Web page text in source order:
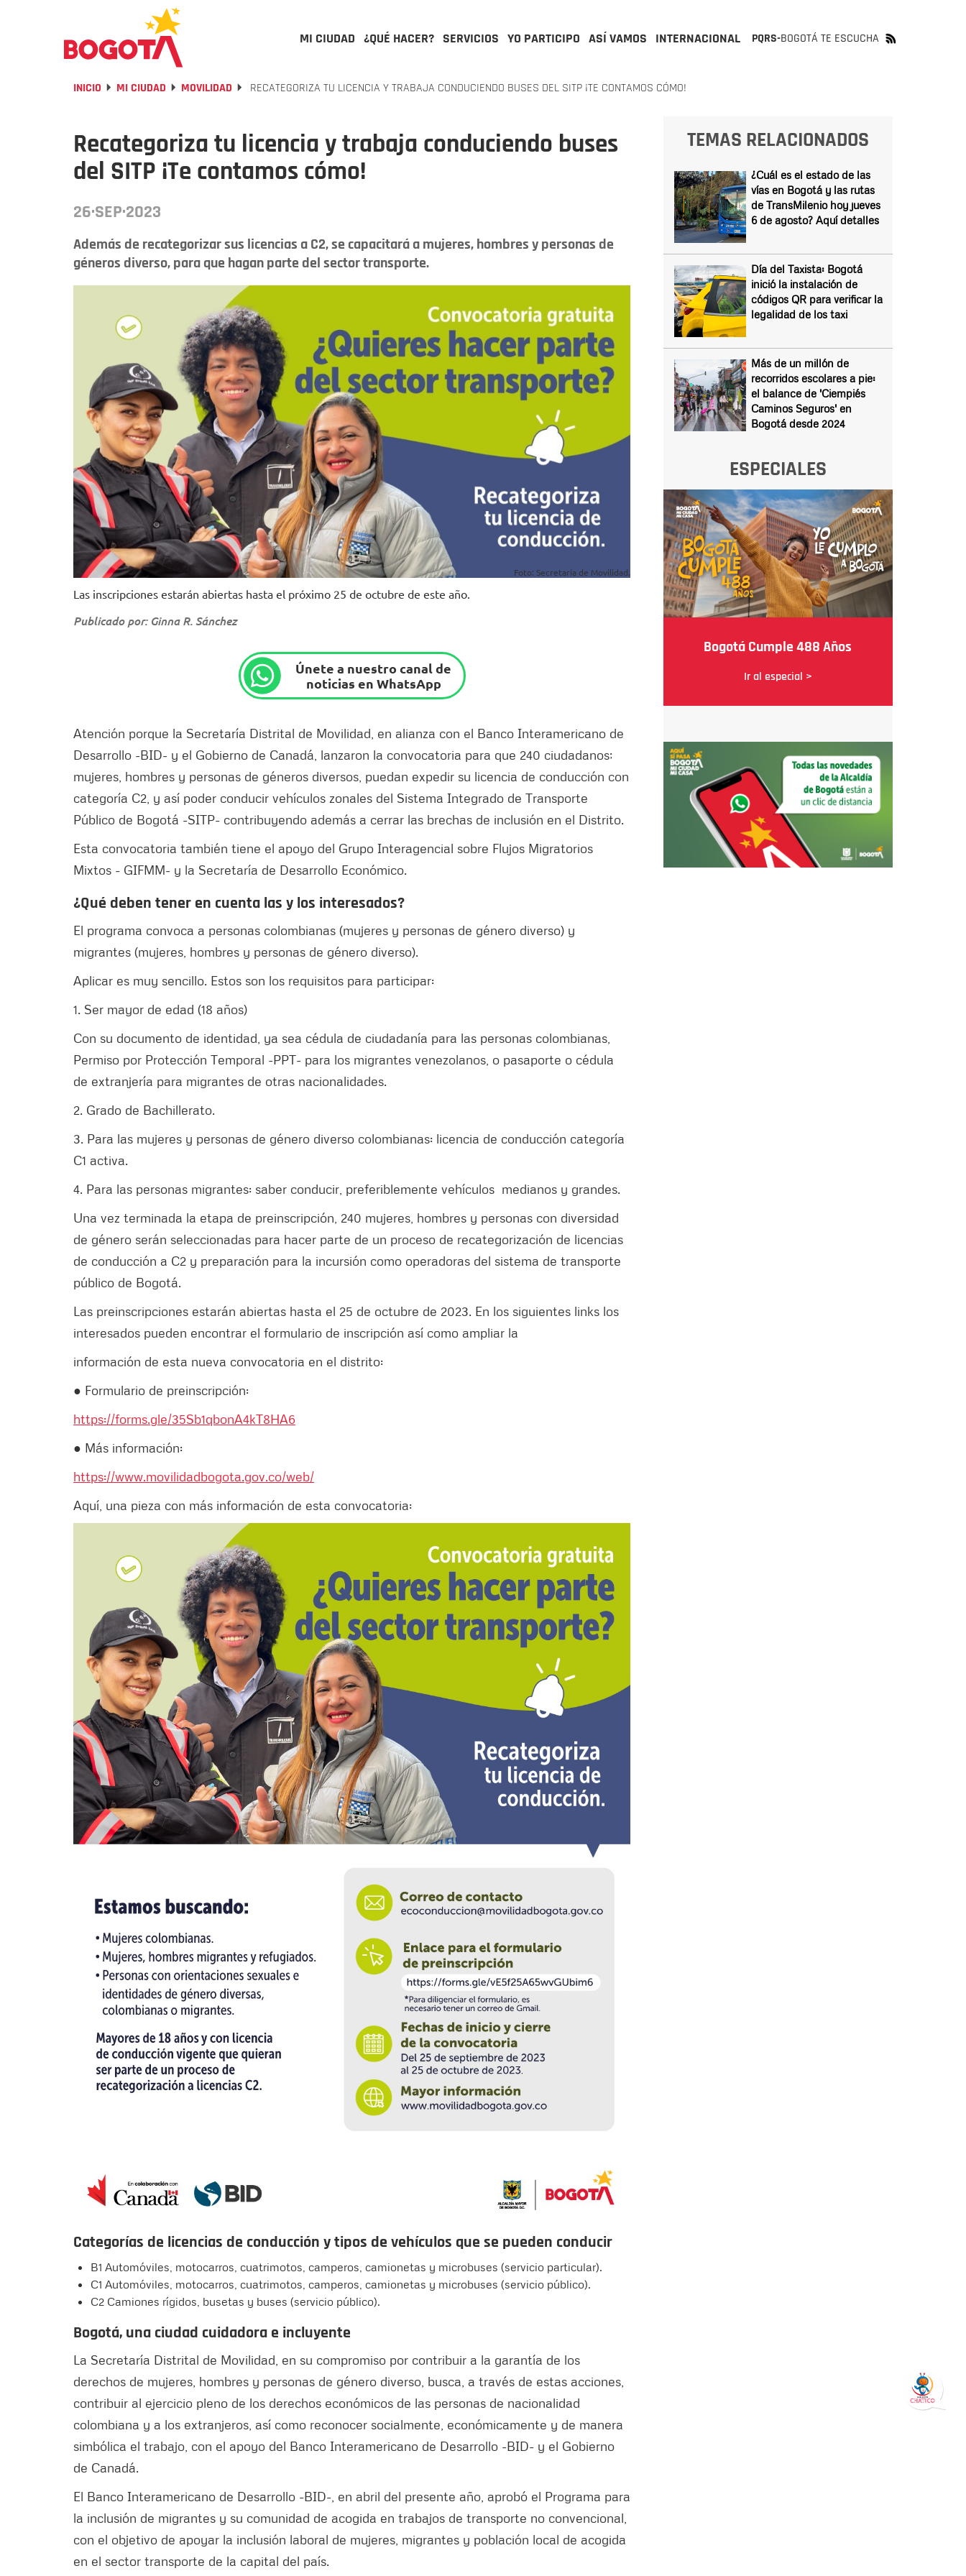
MI CIUDAD ¿QUÉ HACER? SERVICIOS YO PARTICIPO ASÍ VAMOS INTERNACIONAL PQRS-BOGOTÁ TE ESCUCHA
INICIO MI CIUDAD MOVILIDAD RECATEGORIZA TU LICENCIA Y TRABAJA CONDUCIENDO BUSES DEL SITP ¡TE CONTAMOS CÓMO!
Recategoriza tu licencia y trabaja conduciendo buses
del SITP ¡Te contamos cómo!
26·SEP·2023
Además de recategorizar sus licencias a C2, se capacitará a mujeres, hombres y personas de
géneros diverso, para que hagan parte del sector transporte.
Foto: Secretaría de Movilidad.
Las inscripciones estarán abiertas hasta el próximo 25 de octubre de este año.
Publicado por: Ginna R. Sánchez
Únete a nuestro canal de
noticias en WhatsApp
Atención porque la Secretaría Distrital de Movilidad, en alianza con el Banco Interamericano de
Desarrollo -BID- y el Gobierno de Canadá, lanzaron la convocatoria para que 240 ciudadanos;
mujeres, hombres y personas de géneros diversos, puedan expedir su licencia de conducción con
categoría C2, y así poder conducir vehículos zonales del Sistema Integrado de Transporte
Público de Bogotá -SITP- contribuyendo además a cerrar las brechas de inclusión en el Distrito.
Esta convocatoria también tiene el apoyo del Grupo Interagencial sobre Flujos Migratorios
Mixtos - GIFMM- y la Secretaría de Desarrollo Económico.
¿Qué deben tener en cuenta las y los interesados?
El programa convoca a personas colombianas (mujeres y personas de género diverso) y
migrantes (mujeres, hombres y personas de género diverso).
Aplicar es muy sencillo. Estos son los requisitos para participar:
1. Ser mayor de edad (18 años)
Con su documento de identidad, ya sea cédula de ciudadanía para las personas colombianas,
Permiso por Protección Temporal -PPT- para los migrantes venezolanos, o pasaporte o cédula
de extranjería para migrantes de otras nacionalidades.
2. Grado de Bachillerato.
3. Para las mujeres y personas de género diverso colombianas: licencia de conducción categoría
C1 activa.
4. Para las personas migrantes: saber conducir, preferiblemente vehículos medianos y grandes.
Una vez terminada la etapa de preinscripción, 240 mujeres, hombres y personas con diversidad
de género serán seleccionadas para hacer parte de un proceso de recategorización de licencias
de conducción a C2 y preparación para la incursión como operadoras del sistema de transporte
público de Bogotá.
Las preinscripciones estarán abiertas hasta el 25 de octubre de 2023. En los siguientes links los
interesados pueden encontrar el formulario de inscripción así como ampliar la
información de esta nueva convocatoria en el distrito:
● Formulario de preinscripción:
https://forms.gle/35Sb1qbonA4kT8HA6
● Más información:
https://www.movilidadbogota.gov.co/web/
Aquí, una pieza con más información de esta convocatoria:
Categorías de licencias de conducción y tipos de vehículos que se pueden conducir
B1 Automóviles, motocarros, cuatrimotos, camperos, camionetas y microbuses (servicio particular).
C1 Automóviles, motocarros, cuatrimotos, camperos, camionetas y microbuses (servicio público).
C2 Camiones rígidos, busetas y buses (servicio público).
Bogotá, una ciudad cuidadora e incluyente
La Secretaría Distrital de Movilidad, en su compromiso por contribuir a la garantía de los
derechos de mujeres, hombres y personas de género diverso, busca, a través de estas acciones,
contribuir al ejercicio pleno de los derechos económicos de las personas de nacionalidad
colombiana y a los extranjeros, así como reconocer socialmente, económicamente y de manera
simbólica el trabajo, con el apoyo del Banco Interamericano de Desarrollo -BID- y el Gobierno
de Canadá.
El Banco Interamericano de Desarrollo -BID-, en abril del presente año, aprobó el Programa para
la inclusión de migrantes y su comunidad de acogida en trabajos de transporte no convencional,
con el objetivo de apoyar la inclusión laboral de mujeres, migrantes y población local de acogida
en el sector transporte de la capital del país.
TEMAS RELACIONADOS
¿Cuál es el estado de las
vías en Bogotá y las rutas
de TransMilenio hoy jueves
6 de agosto? Aquí detalles
Día del Taxista: Bogotá
inició la instalación de
códigos QR para verificar la
legalidad de los taxi
Más de un millón de
recorridos escolares a pie:
el balance de 'Ciempiés
Caminos Seguros' en
Bogotá desde 2024
ESPECIALES
Bogotá Cumple 488 Años
Ir al especial >